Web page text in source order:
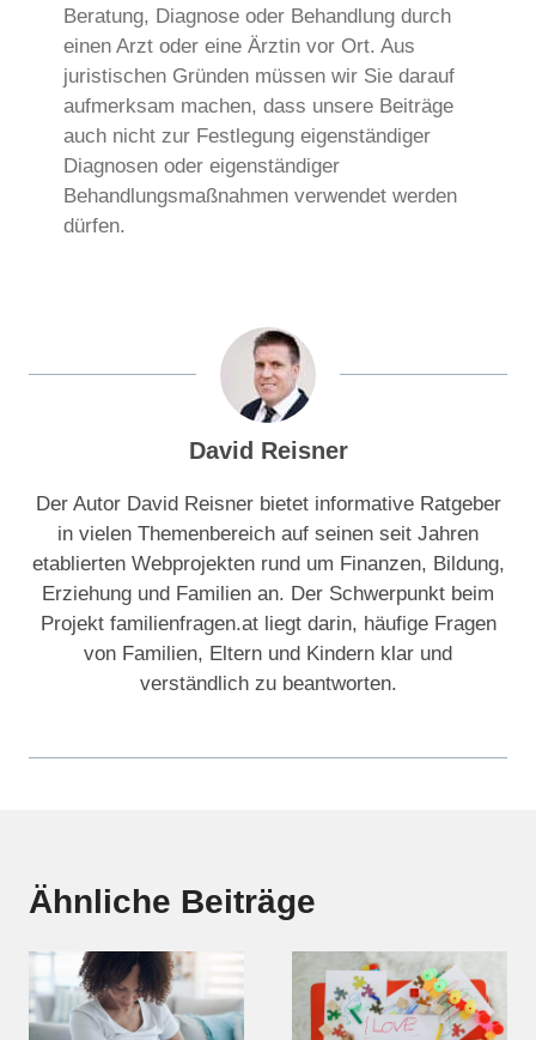
Beratung, Diagnose oder Behandlung durch
einen Arzt oder eine Ärztin vor Ort. Aus
juristischen Gründen müssen wir Sie darauf
aufmerksam machen, dass unsere Beiträge
auch nicht zur Festlegung eigenständiger
Diagnosen oder eigenständiger
Behandlungsmaßnahmen verwendet werden
dürfen.
David Reisner
Der Autor David Reisner bietet informative Ratgeber
in vielen Themenbereich auf seinen seit Jahren
etablierten Webprojekten rund um Finanzen, Bildung,
Erziehung und Familien an. Der Schwerpunkt beim
Projekt familienfragen.at liegt darin, häufige Fragen
von Familien, Eltern und Kindern klar und
verständlich zu beantworten.
Ähnliche Beiträge